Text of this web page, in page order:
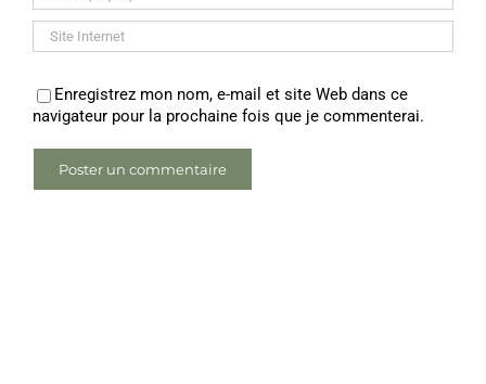
Enregistrez mon nom, e-mail et site Web dans ce
navigateur pour la prochaine fois que je commenterai.